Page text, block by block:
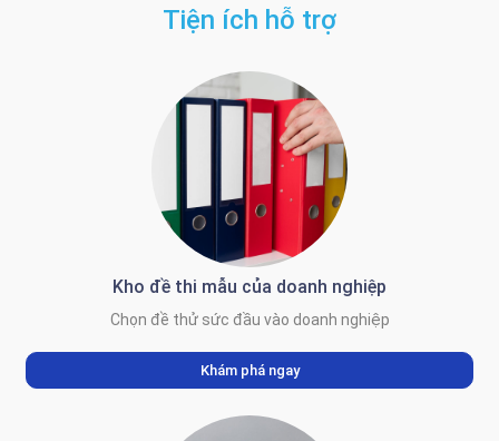
Tiện ích hỗ trợ
Kho đề thi mẫu của doanh nghiệp
Chọn đề thử sức đầu vào doanh nghiệp
Khám phá ngay